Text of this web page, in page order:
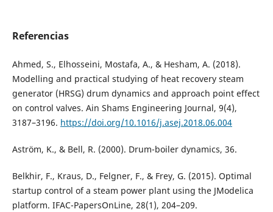
Referencias
Ahmed, S., Elhosseini, Mostafa, A., & Hesham, A. (2018).
Modelling and practical studying of heat recovery steam
generator (HRSG) drum dynamics and approach point effect
on control valves. Ain Shams Engineering Journal, 9(4),
3187–3196. https://doi.org/10.1016/j.asej.2018.06.004
Aström, K., & Bell, R. (2000). Drum-boiler dynamics, 36.
Belkhir, F., Kraus, D., Felgner, F., & Frey, G. (2015). Optimal
startup control of a steam power plant using the JModelica
platform. IFAC-PapersOnLine, 28(1), 204–209.